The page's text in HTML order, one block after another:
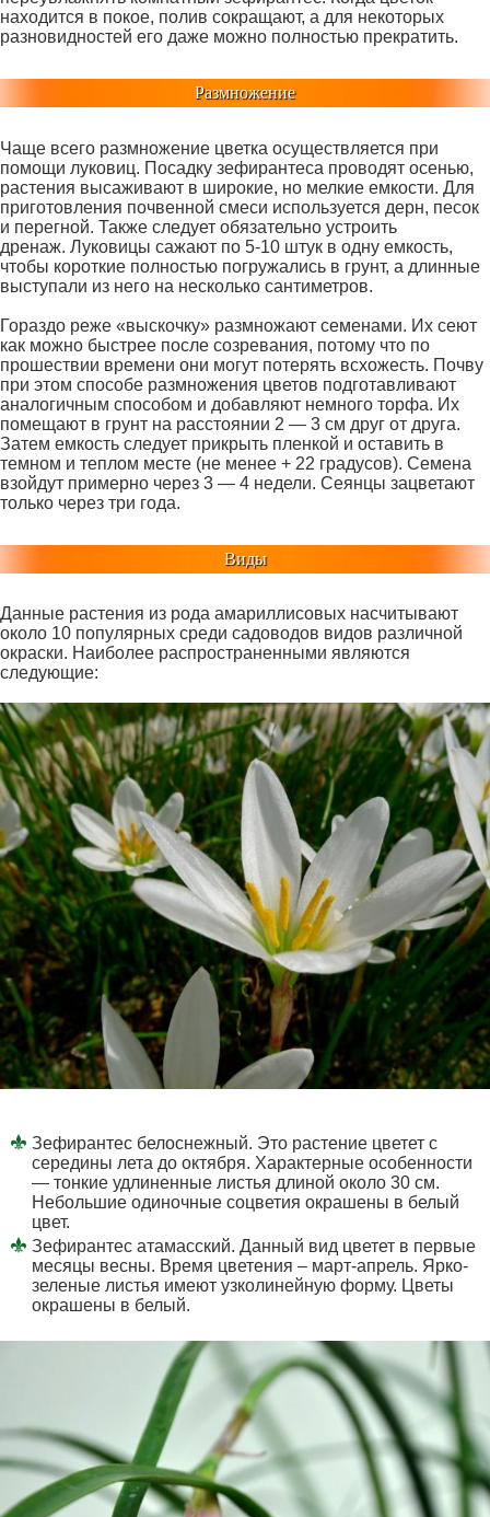
находится в покое, полив сокращают, а для некоторых
разновидностей его даже можно полностью прекратить.
Размножение
Чаще всего размножение цветка осуществляется при
помощи луковиц. Посадку зефирантеса проводят осенью,
растения высаживают в широкие, но мелкие емкости. Для
приготовления почвенной смеси используется дерн, песок
и перегной. Также следует обязательно устроить
дренаж. Луковицы сажают по 5-10 штук в одну емкость,
чтобы короткие полностью погружались в грунт, а длинные
выступали из него на несколько сантиметров.
Гораздо реже «выскочку» размножают семенами. Их сеют
как можно быстрее после созревания, потому что по
прошествии времени они могут потерять всхожесть. Почву
при этом способе размножения цветов подготавливают
аналогичным способом и добавляют немного торфа. Их
помещают в грунт на расстоянии 2 — 3 см друг от друга.
Затем емкость следует прикрыть пленкой и оставить в
темном и теплом месте (не менее + 22 градусов). Семена
взойдут примерно через 3 — 4 недели. Сеянцы зацветают
только через три года.
Виды
Данные растения из рода амариллисовых насчитывают
около 10 популярных среди садоводов видов различной
окраски. Наиболее распространенными являются
следующие:
Зефирантес белоснежный. Это растение цветет с
середины лета до октября. Характерные особенности
— тонкие удлиненные листья длиной около 30 см.
Небольшие одиночные соцветия окрашены в белый
цвет.
Зефирантес атамасский. Данный вид цветет в первые
месяцы весны. Время цветения – март-апрель. Ярко-
зеленые листья имеют узколинейную форму. Цветы
окрашены в белый.